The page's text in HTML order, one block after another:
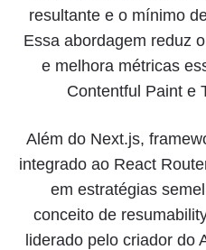
resultante e o mínimo
Essa abordagem reduz
e melhora métricas
Contentful Paint e
Além do Next.js,
integrado ao React
em estratégias
conceito de
liderado pelo criador do